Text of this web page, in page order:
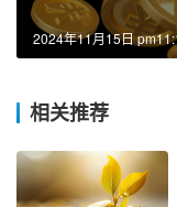
2024年11月15日
相关推荐